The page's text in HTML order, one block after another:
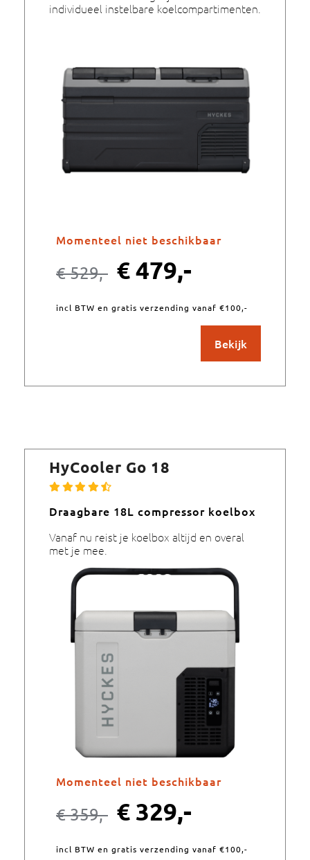
individueel instelbare koelcompartimenten.
Momenteel niet beschikbaar
€529,- €479,-
incl BTW en gratis verzending vanaf €100,-
Bekijk
HyCooler Go 18
Draagbare 18L compressor koelbox
Vanaf nu reist je koelbox altijd en overal
met je mee.
Momenteel niet beschikbaar
€359,- € 329,-
incl BTW en gratis verzending vanaf €100,-